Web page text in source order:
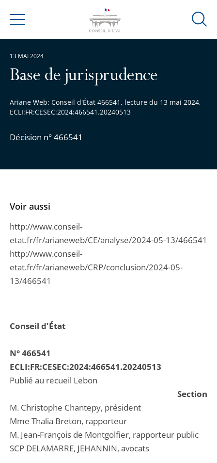
Menu
Ouvrir
Base de jurisprudence
Ariane Web: Conseil d'État 466541, lecture du 13 mai 2024,
ECLI:FR:CESEC:2024:466541.20240513
Décision n° 466541
13 MAI 2024
Conseil d'État
N° 466541
ECLI:FR:CESEC:2024:466541.20240513
Publié au recueil Lebon
Section
M. Christophe Chantepy, président
Mme Thalia Breton, rapporteur
M. Jean-François de Montgolfier, rapporteur public
SCP DELAMARRE, JEHANNIN, avocats
Voir aussi
http://www.conseil-
etat.fr/fr/arianeweb/CE/analyse/2024-05-13/466541
http://www.conseil-
etat.fr/fr/arianeweb/CRP/conclusion/2024-05-
13/466541